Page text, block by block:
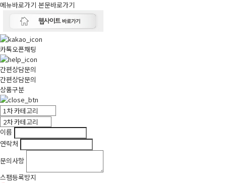
메뉴바로가기 본문바로가기
카톡오픈채팅
간편상담문의
간편상담문의
상품구분
이름
연락처
문의사항
스팸등록방지